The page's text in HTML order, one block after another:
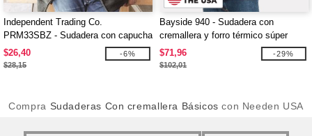
Independent Trading Co.
PRM33SBZ - Sudadera con capucha
y cremallera para adulto de peso
medio Special Blend
$26,40
$28,15
-6%
Bayside 940 - Sudadera con
cremallera y forro térmico súper
grueso, fabricada en EE.UU.
$71,96
$102,01
-29%
Compra Sudaderas Con cremallera Básicos con Needen USA